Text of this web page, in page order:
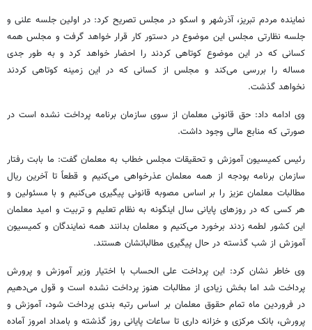
نماینده مردم تبریز، آذرشهر و اسکو در مجلس تصریح کرد: در اولین جلسه علنی و
جلسه نظارتی مجلس این موضوع در دستور کار قرار خواهد گرفت و مجلس همه
کسانی که در این موضوع کوتاهی کردند را احضار خواهد کرد و به طور جدی
مساله را بررسی می‌کند و مجلس از کسانی که در این زمینه کوتاهی کردند
نخواهد گذشت.
وی ادامه داد: حق قانونی معلمان از سوی سازمان برنامه پرداخت نشده است در
صورتی که منابع مالی وجود داشت.
رئیس کمیسیون آموزش و تحقیقات مجلس خطاب به معلمان گفت: ما بابت رفتار
سازمان برنامه بودجه از همه معلمان عذرخواهی می‌کنیم و قطعاً تا آخرین ریال
مطالبات معلمان عزیز را بر اساس مصوبه قانونی پیگیری می‌کنیم و با مسئولین و
هر کسی که در روزهای پایانی سال اینگونه به نظام تعلیم و تربیت و امید معلمان
این کشور لطمه زدند برخورد می‌کنیم و معلمان بدانند همه نمایندگان و کمیسیون
آموزش از شب گذسته در حال پیگیری مطالباتشان هستند.
وی خاطر نشان کرد: این پرداخت علی الحساب با اختیار وزیر آموزش و پرورش
پرداخت شد اما بخش زیادی از مطالبات هنوز پرداخت نشده است و قول می‌دهیم
در فروردین ماه تمام حقوق معلمان بر اساس رتبه بندی پرداخت شود، آموزش و
پرورش، بانک مرکزی و خزانه داری تا ساعات پایانی روز گذشته و بامداد امروز آماده